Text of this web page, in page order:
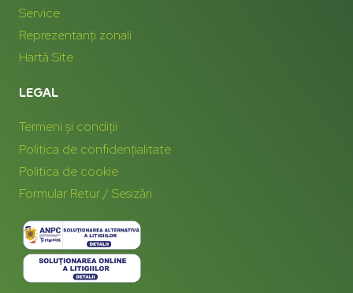
Service
Reprezentanți zonali
Hartă Site
LEGAL
Termeni și condiții
Politica de confidențialitate
Politica de cookie
Formular Retur / Sesizări